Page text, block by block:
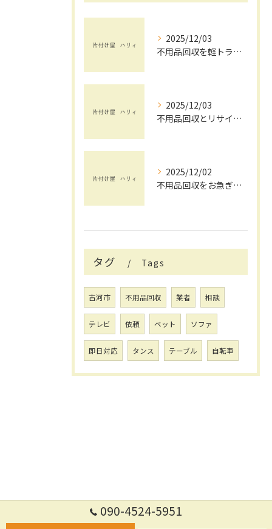
2025/12/03
不用品回収を軽トラックで賢く活用する茨城県で手間と費用を抑えるコツ
2025/12/03
不用品回収とリサイクルを茨城県で安心して依頼するためのチェックポイント
2025/12/02
不用品回収をお急ぎで依頼したい方へ茨城県で失敗しない業者選びと即日対応のポイント
タグ Tags
古河市 不用品回収 業者 相談
テレビ 依頼 ベット ソファ
即日対応 タンス テーブル 自転車
090-4524-5951